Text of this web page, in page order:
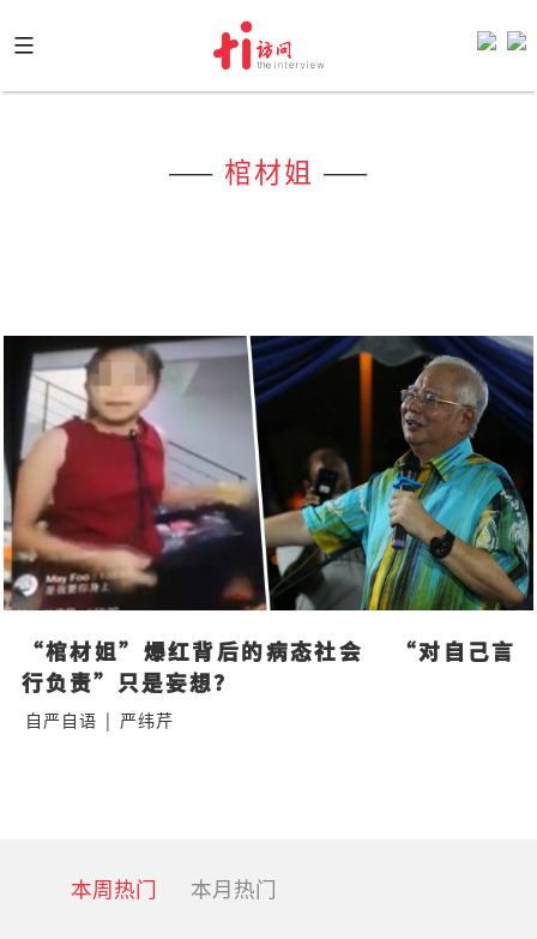
to
content
—— 棺材姐 ——
“棺材姐”爆红背后的病态社会    “对自己言
行负责”只是妄想？
自严自语 | 严纬芹
本周热门 本月热门